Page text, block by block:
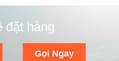
đặt hàng
Gọi Ngay